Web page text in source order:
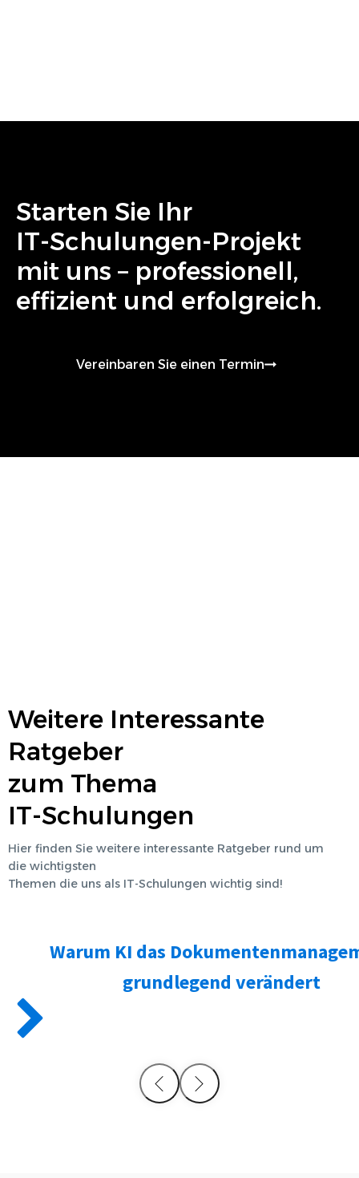
Starten Sie Ihr
IT-Schulungen-Projekt
mit uns – professionell,
effizient und erfolgreich.
Vereinbaren Sie einen Termin
Weitere Interessante
Ratgeber
zum Thema
IT-Schulungen
Hier finden Sie weitere interessante Ratgeber rund um
die wichtigsten
Themen die uns als IT-Schulungen wichtig sind!
Warum KI das
grundlegend verändert